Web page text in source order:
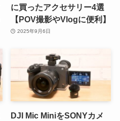
に買ったアクセサリー4選
【POV撮影やVlogに便利】
2025年9月6日
DJI Mic MiniをSONYカメ